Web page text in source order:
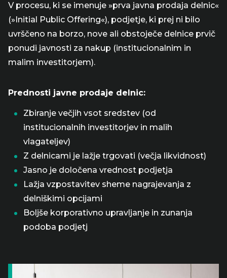
V procesu, ki se imenuje »prva javna prodaja delnic«
(»Initial Public Offering«), podjetje, ki prej ni bilo
uvrščeno na borzo, nove ali obstoječe delnice prvič
ponudi javnosti za nakup (institucionalnim in
malim investitorjem).
Prednosti javne prodaje delnic:
Zbiranje večjih vsot sredstev (od
institucionalnih investitorjev in malih
vlagateljev)
Z delnicami je lažje trgovati (večja likvidnost)
Jasno je določena vrednost podjetja
Lažja vzpostavitev sheme nagrajevanja z
delniškimi opcijami
Boljše korporativno upravljanje in zunanja
podoba podjetj